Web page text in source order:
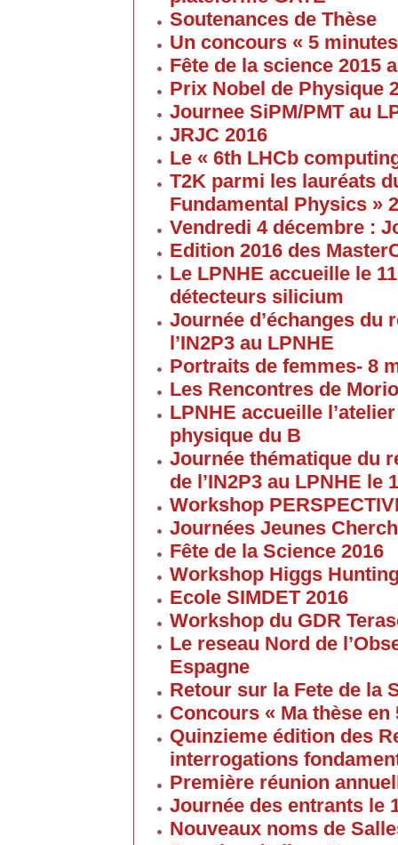
Soutenances de Thèse
Un concours « 5
Fête de la science 2015
Prix Nobel de Physique
Journee SiPM/PMT au
JRJC 2016
Le « 6th LHCb
T2K parmi les lauréats
Fundamental Physics »
Vendredi 4 décembre :
Edition 2016 des
Le LPNHE accueille le
détecteurs silicium
Journée d’échanges du
l’IN2P3 au LPNHE
Portraits de femmes- 8
Les Rencontres de
LPNHE accueille
physique du B
Journée thématique du
de l’IN2P3 au LPNHE le
Workshop
Journées Jeunes
Fête de la Science 2016
Workshop Higgs
Ecole SIMDET 2016
Workshop du GDR
Le reseau Nord de
Espagne
Retour sur la Fete de la
Concours « Ma thèse
Quinzieme édition des
interrogations
Première réunion
Journée des entrants le
Nouveaux noms de